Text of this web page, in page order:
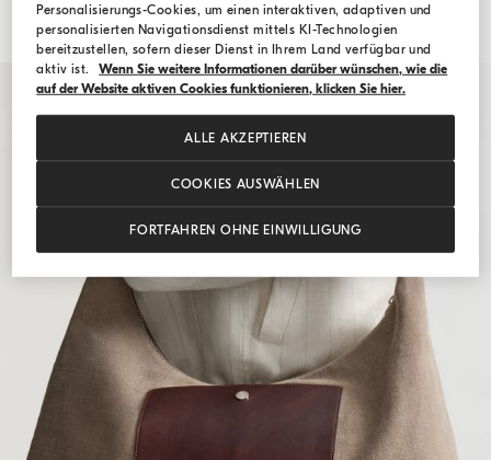
Personalisierungs-Cookies, um einen interaktiven, adaptiven und
personalisierten Navigationsdienst mittels KI-Technologien
bereitzustellen, sofern dieser Dienst in Ihrem Land verfügbar und
aktiv ist.
Wenn Sie weitere Informationen darüber wünschen, wie die
auf der Website aktiven Cookies funktionieren, klicken Sie hier.
COOKIES AUSWÄHLEN
FORTFAHREN OHNE EINWILLIGUNG
ALLE AKZEPTIEREN